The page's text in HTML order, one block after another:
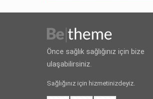
Önce sağlık sağlığınız için bize
ulaşabilirsiniz.
Sağlığınız için hizmetinizdeyiz.